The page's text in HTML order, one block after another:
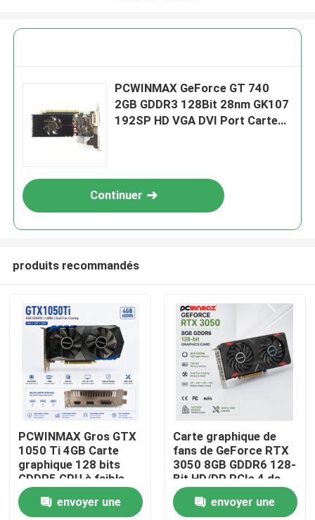
Produits
Vidéos
PCWINMAX GeForce GT 740
2GB GDDR3 128Bit 28nm GK107
192SP HD VGA DVI Port Carte
Continuer
produits recommandés
PCWINMAX Gros GTX
1050 Ti 4GB Carte
graphique 128 bits
GDDR5 GPU à faible
puissance avec sortie
HD DP DVI pour
envoyer une
Carte graphique de
fans de GeForce RTX
3050 8GB GDDR6 128-
Bit HD/DP PCIe 4 de
jeu de PCWINMAX
double pour le jeu de
envoyer une